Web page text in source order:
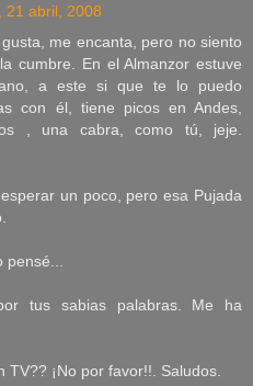
21 abril, 2008
me encanta, pero no siento
cumbre. En el Almanzor estuve
a este si que te lo puedo
con él, tiene picos en Andes,
, una cabra, como tú, jeje.
un poco, pero esa Pujada
tus sabias palabras. Me ha
TV?? ¡No por favor!!. Saludos.